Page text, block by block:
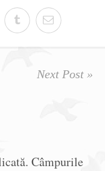
Next Post »
Câmpurile